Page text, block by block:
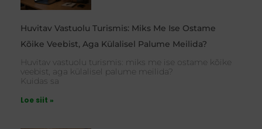
Huvitav Vastuolu Turismis: Miks Me Ise Ostame
Kõike Veebist, Aga Külalisel Palume Meilida?
Huvitav vastuolu turismis: miks me ise ostame kõike
veebist, aga külalisel palume meilida?
Kuidas sa
Loe siit »